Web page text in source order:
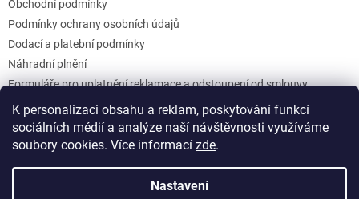
K personalizaci obsahu a reklam, poskytování funkcí
sociálních médií a analýze naší návštěvnosti využíváme
soubory cookies. Více informací zde.
Nastavení
Obchodní podmínky
Podmínky ochrany osobních údajů
Dodací a platební podmínky
Náhradní plnění
Formuláře pro uplatnění reklamace a odstoupení od smlouvy
Moje objednávka